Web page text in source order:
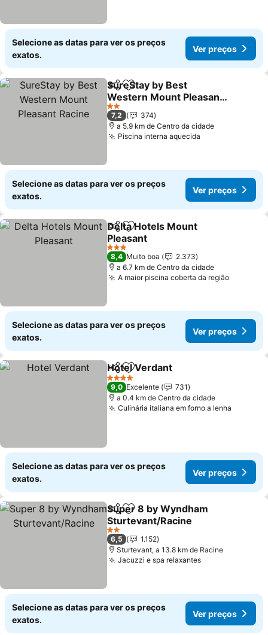
Selecione as datas para ver os preços
exatos.
Ver preços
PartilharAdicionar aos favoritos
SureStay by Best
Western Mount Pleasant
Racine
2 Estrelas
7,2
374
a 5.9 km de Centro da cidade
Piscina interna aquecida
Selecione as datas para ver os preços
exatos.
Ver preços
PartilharAdicionar aos favoritos
Delta Hotels Mount
Pleasant
3 Estrelas
8,4 Muito boa
2.373
a 6.7 km de Centro da cidade
A maior piscina coberta da região
Selecione as datas para ver os preços
exatos.
Ver preços
PartilharAdicionar aos favoritos
Hotel Verdant
4 Estrelas
9,0 Excelente
731
a 0.4 km de Centro da cidade
Culinária italiana em forno a lenha
Selecione as datas para ver os preços
exatos.
Ver preços
PartilharAdicionar aos favoritos
Super 8 by Wyndham
Sturtevant/Racine
2 Estrelas
6,5
1.152
Sturtevant, a 13.8 km de Racine
Jacuzzi e spa relaxantes
Selecione as datas para ver os preços
exatos.
Ver preços